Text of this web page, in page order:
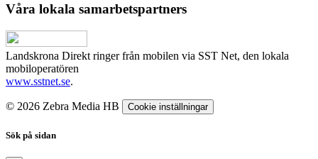
Våra lokala samarbetspartners
Landskrona Direkt ringer från mobilen via SST Net, den lokala
mobiloperatören
www.sstnet.se.
© 2026 Zebra Media HB Cookie inställningar
Sök på sidan